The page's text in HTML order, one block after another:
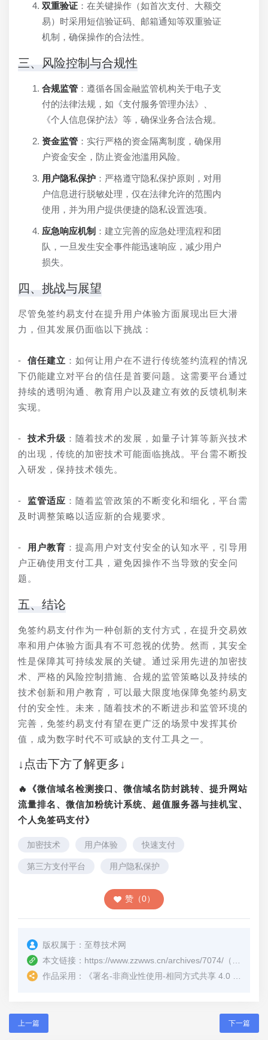
双重验证 ：在关键操作（如首次支付、大额交
易）时采用短信验证码、邮箱通知等双重验证
机制，确保操作的合法性。
三、风险控制与合规性
合规监管 ：遵循各国金融监管机构关于电子支
付的法律法规，如《支付服务管理办法》、
《个人信息保护法》等，确保业务合法合规。
资金监管 ：实行严格的资金隔离制度，确保用
户资金安全，防止资金池滥用风险。
用户隐私保护 ：严格遵守隐私保护原则，对用
户信息进行脱敏处理，仅在法律允许的范围内
使用，并为用户提供便捷的隐私设置选项。
应急响应机制 ：建立完善的应急处理流程和团
队，一旦发生安全事件能迅速响应，减少用户
损失。
四、挑战与展望
尽管免签约易支付在提升用户体验方面展现出巨大潜
力，但其发展仍面临以下挑战：
- 信任建立 ：如何让用户在不进行传统签约流程的情况
下仍能建立对平台的信任是首要问题。这需要平台通过
持续的透明沟通、教育用户以及建立有效的反馈机制来
实现。
- 技术升级 ：随着技术的发展，如量子计算等新兴技术
的出现，传统的加密技术可能面临挑战。平台需不断投
入研发，保持技术领先。
- 监管适应 ：随着监管政策的不断变化和细化，平台需
及时调整策略以适应新的合规要求。
- 用户教育 ：提高用户对支付安全的认知水平，引导用
户正确使用支付工具，避免因操作不当导致的安全问
题。
五、结论
免签约易支付作为一种创新的支付方式，在提升交易效
率和用户体验方面具有不可忽视的优势。然而，其安全
性是保障其可持续发展的关键。通过采用先进的加密技
术、严格的风险控制措施、合规的监管策略以及持续的
技术创新和用户教育，可以最大限度地保障免签约易支
付的安全性。未来，随着技术的不断进步和监管环境的
完善，免签约易支付有望在更广泛的场景中发挥其价
值，成为数字时代不可或缺的支付工具之一。
↓点击下方了解更多↓
🔥《微信域名检测接口、微信域名防封跳转、提升网站
流量排名、微信加粉统计系统、超值服务器与挂机宝、
个人免签码支付》
加密技术 用户体验 快速支付
第三方支付平台 用户隐私保护
赞（0）
版权属于： 至尊技术网
本文链接： https://www.zzwws.cn/archives/7074/ （转载时请注明本文出处及文章链接）
作品采用：
《署名-非商业性使用-相同方式共享 4.0 国际 (CC BY-NC-SA 4.0)
上一篇 下一篇